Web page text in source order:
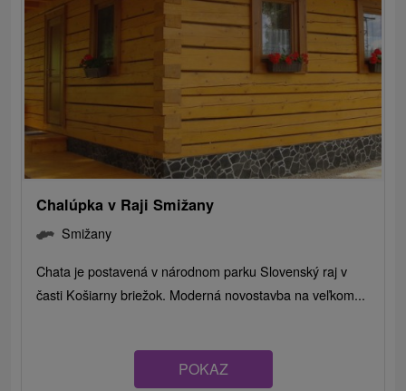
Chalúpka v Raji Smižany
Smižany
Chata je postavená v národnom parku Slovenský raj v
časti Košiarny briežok. Moderná novostavba na veľkom...
POKAZ